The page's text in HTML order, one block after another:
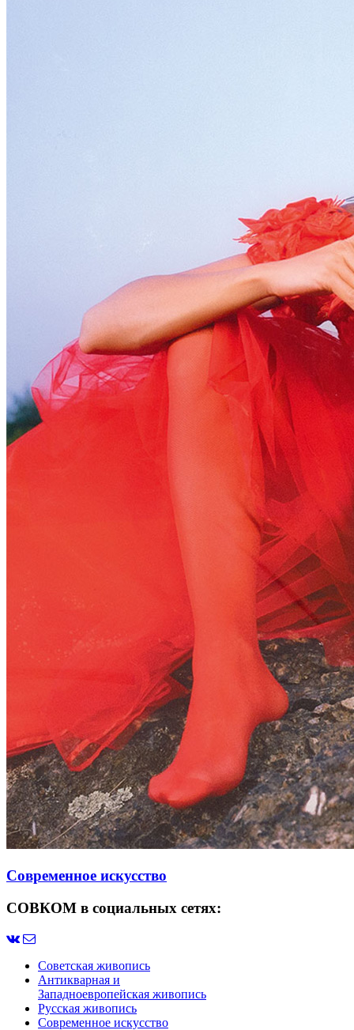
Современное искусство
СОВКОМ в социальных сетях:
Советская живопись
Антикварная и
Западноевропейская живопись
Русская живопись
Современное искусство